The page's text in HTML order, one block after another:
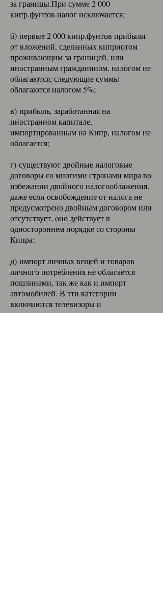
за границы.При сумме 2 000
кипр.фунтов налог исключается;
б) первые 2 000 кипр.фунтов прибыли
от вложений, сделанных киприотом
проживающим за границей, или
иностранным гражданином, налогом не
облагаются; следующие суммы
облагаются налогом 5%;
в) прибыль, заработанная на
иностранном капитале,
импортированным на Кипр, налогом не
облагается;
г) существуют двойные налоговые
договоры со многими странами мира во
избежании двойного налогооблажения,
даже если освобождение от налога не
предусмотрено двойным договором или
отсутствует, оно действует в
одностороннем порядке со стороны
Кипра;
д) импорт личных вещей и товаров
личного потребления не облагается
пошлинами, так же как и импорт
автомобилей. В эти категории
включаются телевизоры и
видеоаппаратура, холодильники,